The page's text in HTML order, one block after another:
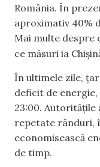
România. În
aproximativ 40%
Mai multe despre
ce măsuri ia
În ultimele zile,
deficit de
23:00. Autoritățile
repetate rânduri,
economisească
de timp.